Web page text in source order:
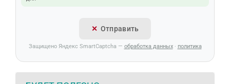
Отправить
Защищено Яндекс SmartCaptcha — обработка данных· политика